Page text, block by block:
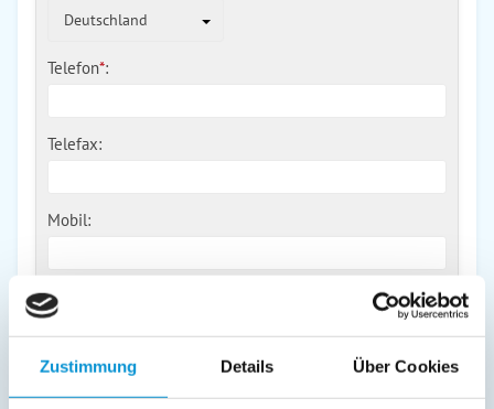
Zustimmung Details Über Cookies
Deutschland
Telefon*:
Telefax:
Mobil:
E-Mail:
Freier Kommentar an Vermieter